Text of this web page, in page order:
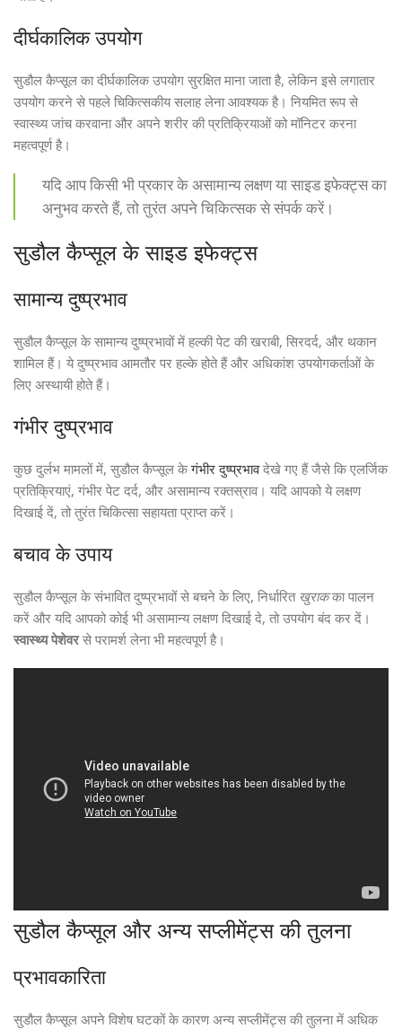
दीर्घकालिक उपयोग
सुडौल कैप्सूल का दीर्घकालिक उपयोग सुरक्षित माना जाता है, लेकिन इसे लगातार
उपयोग करने से पहले चिकित्सकीय सलाह लेना आवश्यक है। नियमित रूप से
स्वास्थ्य जांच करवाना और अपने शरीर की प्रतिक्रियाओं को मॉनिटर करना
महत्वपूर्ण है।
यदि आप किसी भी प्रकार के असामान्य लक्षण या साइड इफेक्ट्स का
अनुभव करते हैं, तो तुरंत अपने चिकित्सक से संपर्क करें।
सुडौल कैप्सूल के साइड इफेक्ट्स
सामान्य दुष्प्रभाव
सुडौल कैप्सूल के सामान्य दुष्प्रभावों में हल्की पेट की खराबी, सिरदर्द, और थकान
शामिल हैं। ये दुष्प्रभाव आमतौर पर हल्के होते हैं और अधिकांश उपयोगकर्ताओं के
लिए अस्थायी होते हैं।
गंभीर दुष्प्रभाव
कुछ दुर्लभ मामलों में, सुडौल कैप्सूल केगंभीर दुष्प्रभावदेखे गए हैं जैसे कि एलर्जिक
प्रतिक्रियाएं, गंभीर पेट दर्द, और असामान्य रक्तस्राव। यदि आपको ये लक्षण
दिखाई दें, तो तुरंत चिकित्सा सहायता प्राप्त करें।
बचाव के उपाय
सुडौल कैप्सूल के संभावित दुष्प्रभावों से बचने के लिए, निर्धारित खुराकका पालन
करें और यदि आपको कोई भी असामान्य लक्षण दिखाई दे, तो उपयोग बंद कर दें।
स्वास्थ्य पेशेवरसे परामर्श लेना भी महत्वपूर्ण है।
सुडौल कैप्सूल और अन्य सप्लीमेंट्स की तुलना
प्रभावकारिता
सुडौल कैप्सूल अपने विशेष घटकों के कारण अन्य सप्लीमेंट्स की तुलना में अधिक